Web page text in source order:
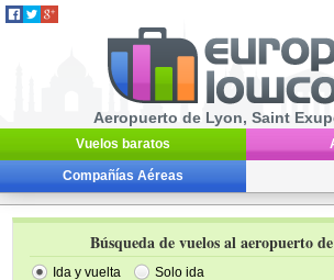
Aeropuerto de Lyon, Saint
Vuelos baratos
Compañías Aéreas
Búsqueda de vuelos al aeropuerto
Ida y vuelta Solo ida